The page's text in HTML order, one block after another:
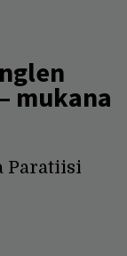
mukana
Paratiisi